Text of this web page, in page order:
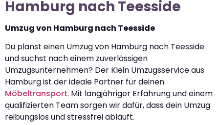
Hamburg nach Teesside
Umzug von Hamburg nach Teesside
Du planst einen Umzug von Hamburg nach Teesside
und suchst nach einem zuverlässigen
Umzugsunternehmen? Der Klein Umzugsservice aus
Hamburg ist der ideale Partner für deinen
Möbeltransport. Mit langjähriger Erfahrung und einem
qualifizierten Team sorgen wir dafür, dass dein Umzug
reibungslos und stressfrei abläuft.